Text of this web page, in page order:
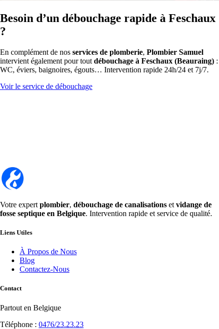
Besoin d’un débouchage rapide à Feschaux
?
En complément de nos services de plomberie, Plombier Samuel
intervient également pour tout débouchage à Feschaux (Beauraing) :
WC, éviers, baignoires, égouts… Intervention rapide 24h/24 et 7j/7.
Voir le service de débouchage
Votre expert plombier, débouchage de canalisations et vidange de
fosse septique en Belgique. Intervention rapide et service de qualité.
Liens Utiles
À Propos de Nous
Blog
Contactez-Nous
Contact
Partout en Belgique
Téléphone : 0476/23.23.23